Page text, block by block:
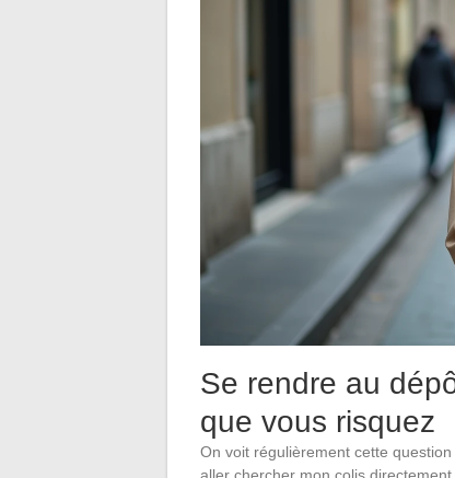
Se rendre au
que vous risquez
On voit régulièrement cette